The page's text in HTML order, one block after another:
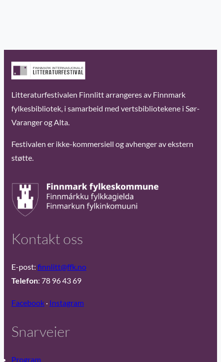
Litteraturfestivalen Finnlitt arrangeres av Finnmark
fylkesbibliotek, i samarbeid med vertsbibliotekene i Sør-
Varanger og Alta.
Festivalen er ikke-kommersiell og avhenger av ekstern
støtte.
Kontakt oss
E-post: finnlitt@ffk.no
Telefon: 78 96 43 69
Facebook · Instagram
Snarveier
Program